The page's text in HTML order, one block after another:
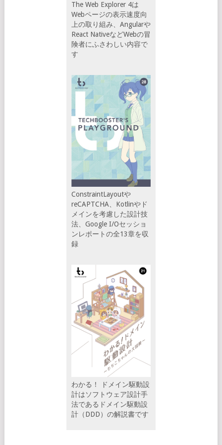
The Web Explorer 4は
Webページの表示速度向
上の取り組み、Angularや
React NativeなどWebの冒
険者にふさわしい内容で
す
ConstraintLayoutや
reCAPTCHA、Kotlinやド
メインを考慮した設計技
法、Google I/Oセッショ
ンレポートの全13章を収
録
わかる！ ドメイン駆動設
計はソフトウェア設計手
法であるドメイン駆動設
計（DDD）の解説書です